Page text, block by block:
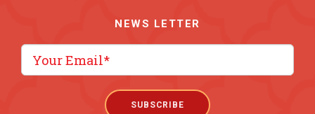
NEWS LETTER